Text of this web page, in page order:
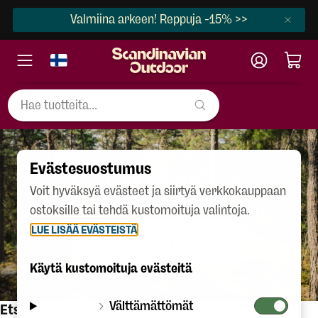
Valmiina arkeen! Reppuja -15% >>
404
JATKA OSTOKSIA
Etsitkö näitä tuotteita?
Evästesuostumus
Voit hyväksyä evästeet ja siirtyä verkkokauppaan
ostoksille tai tehdä kustomoituja valintoja.
LUE LISÄÄ EVÄSTEISTÄ
Käytä kustomoituja evästeitä
Välttämättömät